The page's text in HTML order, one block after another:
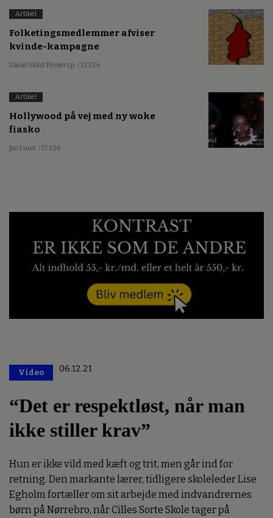
Artikel
Folketingsmedlemmer afviser
kvinde-kampagne
Daniel Holst Pinderup / 13.5.26
Artikel
Hollywood på vej med ny woke
fiasko
Jan Lund / 17.5.26
Video 06.12.21
“Det er respektløst, når man
ikke stiller krav”
Hun er ikke vild med kæft og trit, men går ind for
retning. Den markante lærer, tidligere skoleleder Lise
Egholm fortæller om sit arbejde med indvandrernes
børn på Nørrebro, når Cilles Sorte Skole tager på